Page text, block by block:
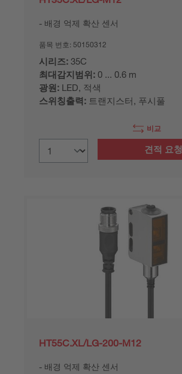
배경 억제 확산 센서
품목 번호: 50150312
시리즈: 35C
최대감지범위: 0 ... 0.6 m
광원: LED, 적색
스위칭출력: 트랜지스터, 푸시풀
비교
견적 요청
HT55C.XL/LG-200-M12
배경 억제 확산 센서